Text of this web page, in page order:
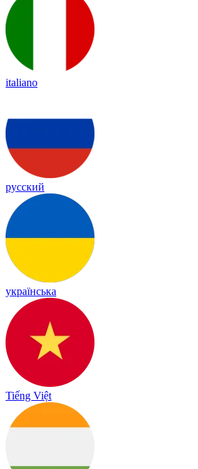
italiano
русский
українська
Tiếng Việt